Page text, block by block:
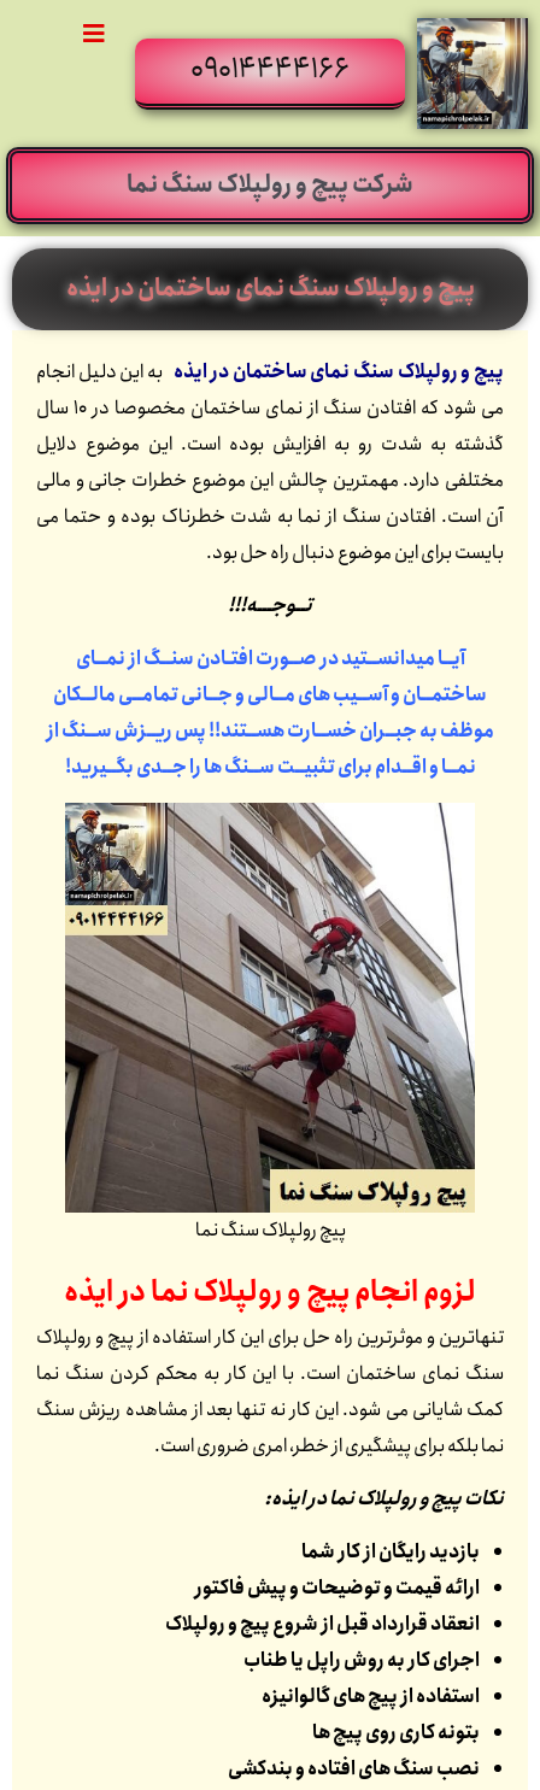
09014444166
شرکت پیچ و رولپلاک سنگ نما
پیچ و رولپلاک سنگ نمای ساختمان در ایذه
پیچ و رولپلاک سنگ نمای ساختمان در ایذه به این دلیل انجام
می شود که افتادن سنگ از نمای ساختمان مخصوصا در 10 سال
گذشته به شدت رو به افزایش بوده است. این موضوع دلایل
مختلفی دارد. مهمترین چالش این موضوع خطرات جانی و مالی
آن است. افتادن سنگ از نما به شدت خطرناک بوده و حتما می
بایست برای این موضوع دنبال راه حل بود.
تــوجـــه!!!
آیــا میدانســتید در صــورت افتـادن سنــگ از نمــای
ساختمــان و آســیب های مــالی و جــانی تمامــی مالــکان
موظف به جبــران خســارت هســتند!! پس ریــزش ســنگ از
نمــا و اقــدام برای تثبیــت ســنگ ها را جــدی بگــیرید!
پیچ رولپلاک سنگ نما
لزوم انجام پیچ و رولپلاک نما درایذه
تنهاترین و موثرترین راه حل برای این کار استفاده از پیچ و رولپلاک
سنگ نمای ساختمان است. با این کار به محکم کردن سنگ نما
کمک شایانی می شود. این کار نه تنها بعد از مشاهده ریزش سنگ
نما بلکه برای پیشگیری از خطر، امری ضروری است.
نکات پیچ و رولپلاک نما در ایذه:
بازدید رایگان از کار شما
ارائه قیمت و توضیحات و پیش فاکتور
انعقاد قرارداد قبل از شروع پیچ و رولپلاک
اجرای کار به روش راپل یا طناب
استفاده از پیچ های گالوانیزه
بتونه کاری روی پیچ ها
نصب سنگ های افتاده و بندکشی